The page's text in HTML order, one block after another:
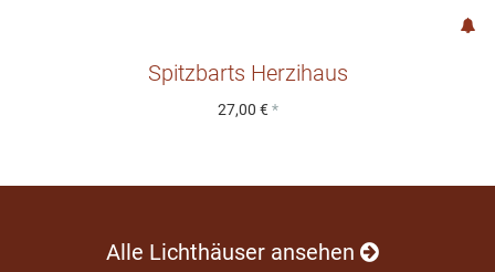
Spitzbarts Herzihaus
27,00 € *
Alle Lichthäuser ansehen